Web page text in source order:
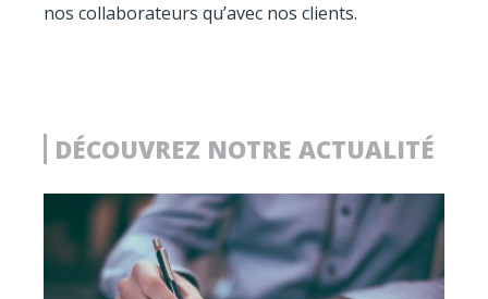
nos collaborateurs qu’avec nos clients.
DÉCOUVREZ NOTRE ACTUALITÉ